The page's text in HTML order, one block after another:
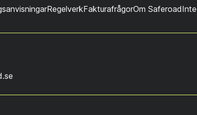
RegelverkFakturafrågorOm Saferoad